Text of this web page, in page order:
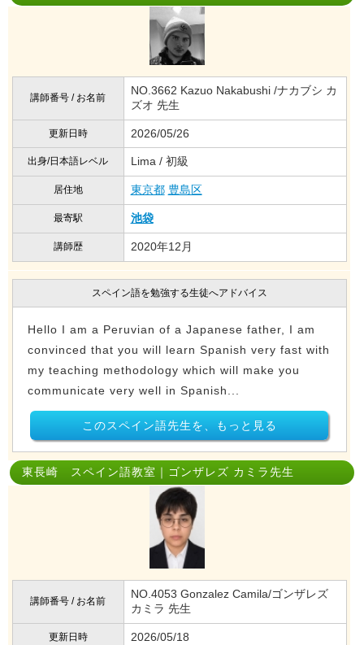
講師番号 / お名前
NO.3662 Kazuo Nakabushi /ナカブシ カ
ズオ 先生
更新日時 2026/05/26
出身/日本語レベル Lima / 初級
居住地 東京都 豊島区
最寄駅 池袋
講師歴 2020年12月
スペイン語を勉強する生徒へアドバイス
Hello I am a Peruvian of a Japanese father, I am
convinced that you will learn Spanish very fast with
my teaching methodology which will make you
communicate very well in Spanish...
このスペイン語先生を、もっと見る
東長崎 スペイン語教室｜ゴンザレズ カミラ先生
講師番号 / お名前
NO.4053 Gonzalez Camila/ゴンザレズ
カミラ 先生
更新日時 2026/05/18